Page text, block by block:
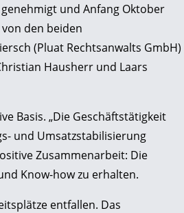
und Anfang Oktober
den beiden
(Pluat Rechtsanwalts GmbH)
Hausherr und Laars
Basis. „Die Geschäftstätigkeit
und Umsatzstabilisierung
Zusammenarbeit: Die
Know-how zu erhalten.
entfallen. Das